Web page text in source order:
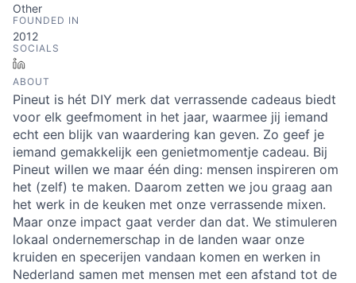
Other
FOUNDED IN
2012
SOCIALS
ABOUT
Pineut is hét DIY merk dat verrassende cadeaus biedt
voor elk geefmoment in het jaar, waarmee jij iemand
echt een blijk van waardering kan geven. Zo geef je
iemand gemakkelijk een genietmomentje cadeau. Bij
Pineut willen we maar één ding: mensen inspireren om
het (zelf) te maken. Daarom zetten we jou graag aan
het werk in de keuken met onze verrassende mixen.
Maar onze impact gaat verder dan dat. We stimuleren
lokaal ondernemerschap in de landen waar onze
kruiden en specerijen vandaan komen en werken in
Nederland samen met mensen met een afstand tot de